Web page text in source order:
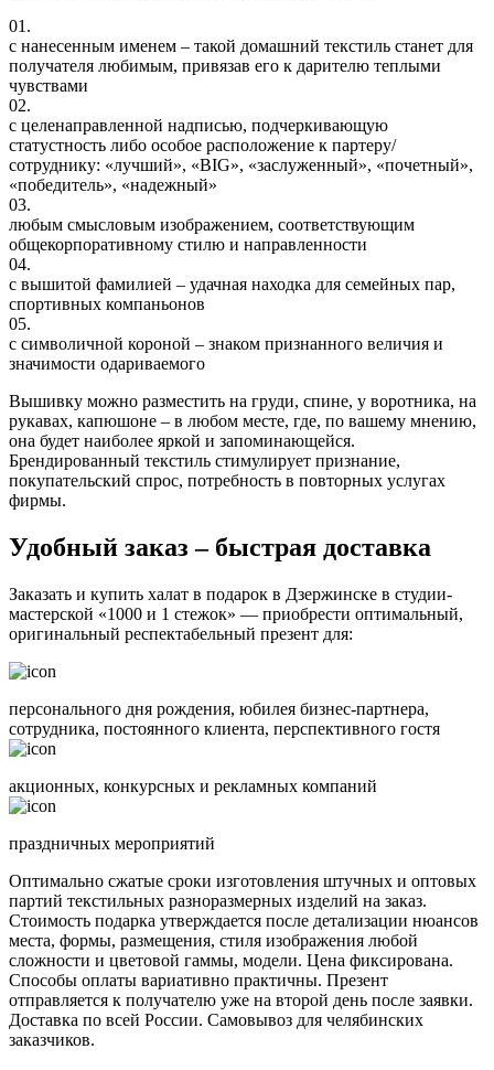
01.
с нанесенным именем – такой домашний текстиль станет для
получателя любимым, привязав его к дарителю теплыми
чувствами
02.
с целенаправленной надписью, подчеркивающую
статустность либо особое расположение к партеру/
сотруднику: «лучший», «BIG», «заслуженный», «почетный»,
«победитель», «надежный»
03.
любым смысловым изображением, соответствующим
общекорпоративному стилю и направленности
04.
с вышитой фамилией – удачная находка для семейных пар,
спортивных компаньонов
05.
с символичной короной – знаком признанного величия и
значимости одариваемого
Вышивку можно разместить на груди, спине, у воротника, на
рукавах, капюшоне – в любом месте, где, по вашему мнению,
она будет наиболее яркой и запоминающейся.
Брендированный текстиль стимулирует признание,
покупательский спрос, потребность в повторных услугах
фирмы.
Удобный заказ – быстрая доставка
Заказать и купить халат в подарок в Дзержинске в студии-
мастерской «1000 и 1 стежок» — приобрести оптимальный,
оригинальный респектабельный презент для:
персонального дня рождения, юбилея бизнес-партнера,
сотрудника, постоянного клиента, перспективного гостя
акционных, конкурсных и рекламных компаний
праздничных мероприятий
Оптимально сжатые сроки изготовления штучных и оптовых
партий текстильных разноразмерных изделий на заказ.
Стоимость подарка утверждается после детализации нюансов
места, формы, размещения, стиля изображения любой
сложности и цветовой гаммы, модели. Цена фиксирована.
Способы оплаты вариативно практичны. Презент
отправляется к получателю уже на второй день после заявки.
Доставка по всей России. Самовывоз для челябинских
заказчиков.